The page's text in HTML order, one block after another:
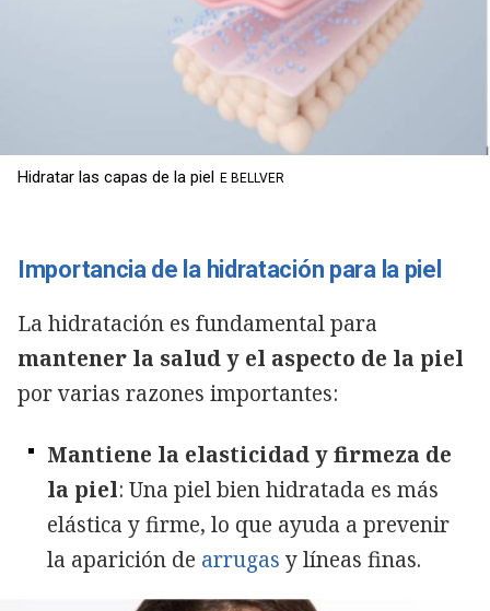
Hidratar las capas de la piel E BELLVER
Importancia de la hidratación para la piel
La hidratación es fundamental para
mantener la salud y el aspecto de la piel
por varias razones importantes:
Mantiene la elasticidad y firmeza de
la piel: Una piel bien hidratada es más
elástica y firme, lo que ayuda a prevenir
la aparición de arrugas y líneas finas.